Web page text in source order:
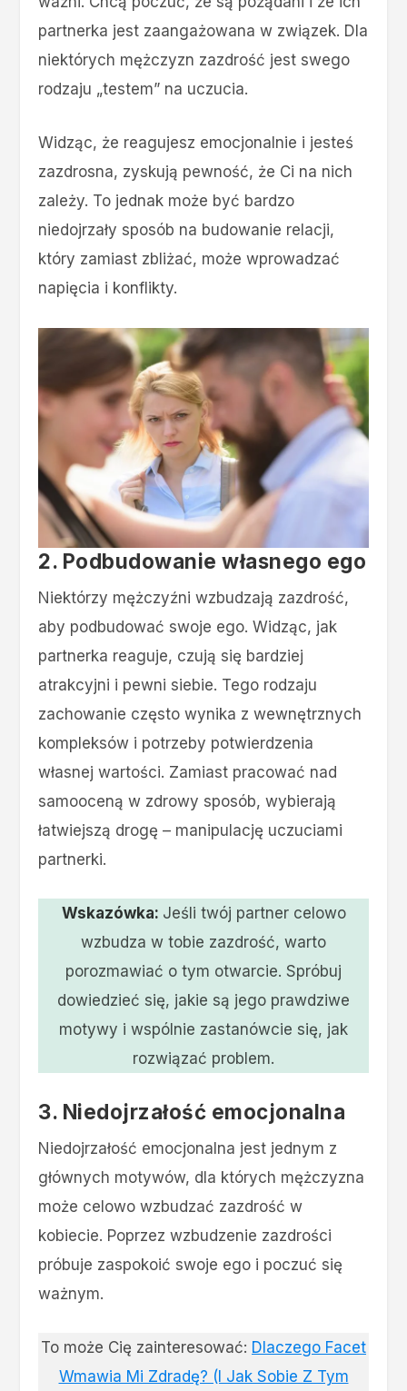
partnerka jest zaangażowana w związek. Dla
niektórych mężczyzn zazdrość jest swego
rodzaju „testem” na uczucia.
Widząc, że reagujesz emocjonalnie i jesteś
zazdrosna, zyskują pewność, że Ci na nich
zależy. To jednak może być bardzo
niedojrzały sposób na budowanie relacji,
który zamiast zbliżać, może wprowadzać
napięcia i konflikty.
2. Podbudowanie własnego ego
Niektórzy mężczyźni wzbudzają zazdrość,
aby podbudować swoje ego. Widząc, jak
partnerka reaguje, czują się bardziej
atrakcyjni i pewni siebie. Tego rodzaju
zachowanie często wynika z wewnętrznych
kompleksów i potrzeby potwierdzenia
własnej wartości. Zamiast pracować nad
samooceną w zdrowy sposób, wybierają
łatwiejszą drogę – manipulację uczuciami
partnerki.
Wskazówka: Jeśli twój partner celowo
wzbudza w tobie zazdrość, warto
porozmawiać o tym otwarcie. Spróbuj
dowiedzieć się, jakie są jego prawdziwe
motywy i wspólnie zastanówcie się, jak
rozwiązać problem.
3. Niedojrzałość emocjonalna
Niedojrzałość emocjonalna jest jednym z
głównych motywów, dla których mężczyzna
może celowo wzbudzać zazdrość w
kobiecie. Poprzez wzbudzenie zazdrości
próbuje zaspokoić swoje ego i poczuć się
ważnym.
To może Cię zainteresować: Dlaczego Facet
Wmawia Mi Zdradę? (I Jak Sobie Z Tym